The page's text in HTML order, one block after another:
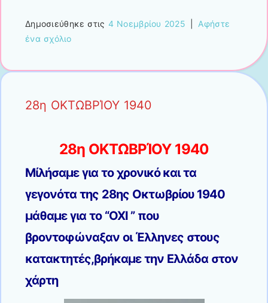
Δημοσιεύθηκε στις 4 Νοεμβρίου 2025
Αφήστε
ένα σχόλιο
28η ΟΚΤΩΒΡΊΟΥ 1940
28η ΟΚΤΩΒΡΊΟΥ 1940
Μίλήσαμε για το χρονικό και τα
γεγονότα της 28ης Οκτωβρίου 1940
μάθαμε για το “ΟΧΙ ” που
βροντοφώναξαν οι Έλληνες στους
κατακτητές,βρήκαμε την Ελλάδα στον
χάρτη